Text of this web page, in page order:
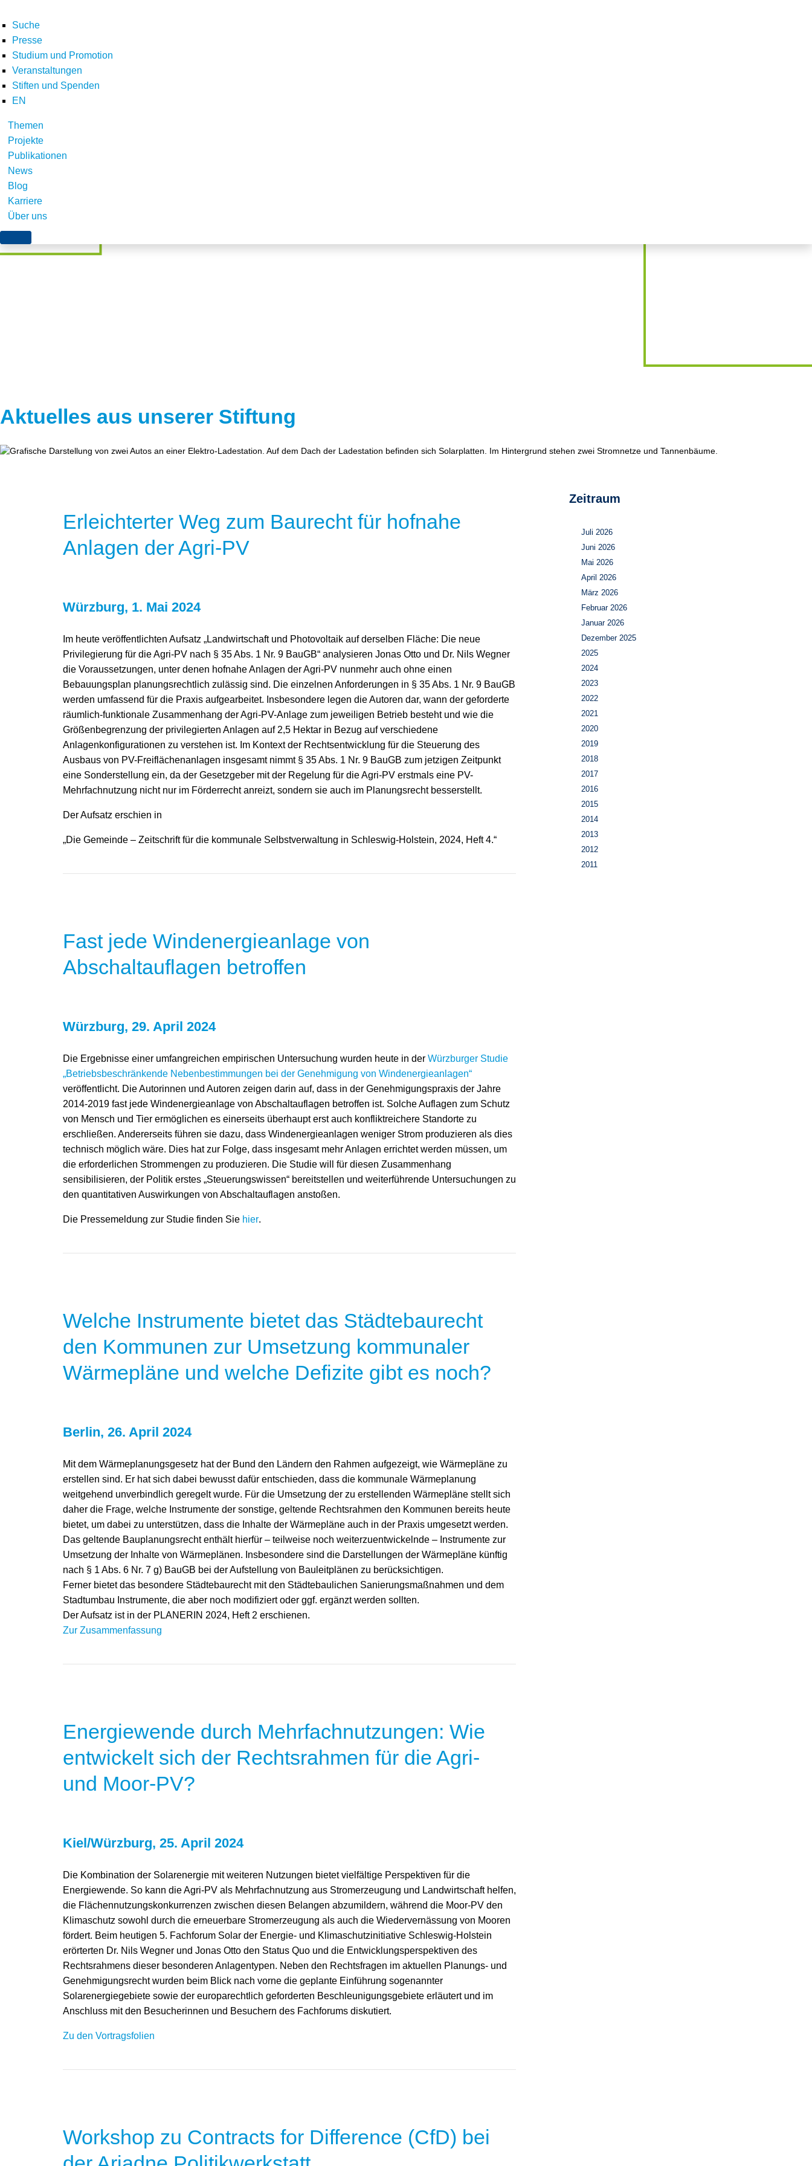
Suche
Presse
Studium und Promotion
Veranstaltungen
Stiften und Spenden
EN
Themen
Projekte
Publikationen
News
Blog
Karriere
Über uns
Home News
Teilen
Aktuelles aus unserer Stiftung
Erleichterter Weg zum Baurecht für hofnahe
Anlagen der Agri-PV
Würzburg, 1. Mai 2024
Im heute veröffentlichten Aufsatz „Landwirtschaft und Photovoltaik auf derselben Fläche: Die neue
Privilegierung für die Agri-PV nach § 35 Abs. 1 Nr. 9 BauGB“ analysieren Jonas Otto und Dr. Nils Wegner
die Voraussetzungen, unter denen hofnahe Anlagen der Agri-PV nunmehr auch ohne einen
Bebauungsplan planungsrechtlich zulässig sind. Die einzelnen Anforderungen in § 35 Abs. 1 Nr. 9 BauGB
werden umfassend für die Praxis aufgearbeitet. Insbesondere legen die Autoren dar, wann der geforderte
räumlich-funktionale Zusammenhang der Agri-PV-Anlage zum jeweiligen Betrieb besteht und wie die
Größenbegrenzung der privilegierten Anlagen auf 2,5 Hektar in Bezug auf verschiedene
Anlagenkonfigurationen zu verstehen ist. Im Kontext der Rechtsentwicklung für die Steuerung des
Ausbaus von PV-Freiflächenanlagen insgesamt nimmt § 35 Abs. 1 Nr. 9 BauGB zum jetzigen Zeitpunkt
eine Sonderstellung ein, da der Gesetzgeber mit der Regelung für die Agri-PV erstmals eine PV-
Mehrfachnutzung nicht nur im Förderrecht anreizt, sondern sie auch im Planungsrecht besserstellt.
Der Aufsatz erschien in
„Die Gemeinde – Zeitschrift für die kommunale Selbstverwaltung in Schleswig-Holstein, 2024, Heft 4.“
Fast jede Windenergieanlage von
Abschaltauflagen betroffen
Würzburg, 29. April 2024
Die Ergebnisse einer umfangreichen empirischen Untersuchung wurden heute in der Würzburger Studie
„Betriebsbeschränkende Nebenbestimmungen bei der Genehmigung von Windenergieanlagen“
veröffentlicht. Die Autorinnen und Autoren zeigen darin auf, dass in der Genehmigungspraxis der Jahre
2014-2019 fast jede Windenergieanlage von Abschaltauflagen betroffen ist. Solche Auflagen zum Schutz
von Mensch und Tier ermöglichen es einerseits überhaupt erst auch konfliktreichere Standorte zu
erschließen. Andererseits führen sie dazu, dass Windenergieanlagen weniger Strom produzieren als dies
technisch möglich wäre. Dies hat zur Folge, dass insgesamt mehr Anlagen errichtet werden müssen, um
die erforderlichen Strommengen zu produzieren. Die Studie will für diesen Zusammenhang
sensibilisieren, der Politik erstes „Steuerungswissen“ bereitstellen und weiterführende Untersuchungen zu
den quantitativen Auswirkungen von Abschaltauflagen anstoßen.
Die Pressemeldung zur Studie finden Sie hier.
Welche Instrumente bietet das Städtebaurecht
den Kommunen zur Umsetzung kommunaler
Wärmepläne und welche Defizite gibt es noch?
Berlin, 26. April 2024
Mit dem Wärmeplanungsgesetz hat der Bund den Ländern den Rahmen aufgezeigt, wie Wärmepläne zu
erstellen sind. Er hat sich dabei bewusst dafür entschieden, dass die kommunale Wärmeplanung
weitgehend unverbindlich geregelt wurde. Für die Umsetzung der zu erstellenden Wärmepläne stellt sich
daher die Frage, welche Instrumente der sonstige, geltende Rechtsrahmen den Kommunen bereits heute
bietet, um dabei zu unterstützen, dass die Inhalte der Wärmepläne auch in der Praxis umgesetzt werden.
Das geltende Bauplanungsrecht enthält hierfür – teilweise noch weiterzuentwickelnde – Instrumente zur
Umsetzung der Inhalte von Wärmeplänen. Insbesondere sind die Darstellungen der Wärmepläne künftig
nach § 1 Abs. 6 Nr. 7 g) BauGB bei der Aufstellung von Bauleitplänen zu berücksichtigen.
Ferner bietet das besondere Städtebaurecht mit den Städtebaulichen Sanierungsmaßnahmen und dem
Stadtumbau Instrumente, die aber noch modifiziert oder ggf. ergänzt werden sollten.
Der Aufsatz ist in der PLANERIN 2024, Heft 2 erschienen.
Zur Zusammenfassung
Energiewende durch Mehrfachnutzungen: Wie
entwickelt sich der Rechtsrahmen für die Agri-
und Moor-PV?
Kiel/Würzburg, 25. April 2024
Die Kombination der Solarenergie mit weiteren Nutzungen bietet vielfältige Perspektiven für die
Energiewende. So kann die Agri-PV als Mehrfachnutzung aus Stromerzeugung und Landwirtschaft helfen,
die Flächennutzungskonkurrenzen zwischen diesen Belangen abzumildern, während die Moor-PV den
Klimaschutz sowohl durch die erneuerbare Stromerzeugung als auch die Wiedervernässung von Mooren
fördert. Beim heutigen 5. Fachforum Solar der Energie- und Klimaschutzinitiative Schleswig-Holstein
erörterten Dr. Nils Wegner und Jonas Otto den Status Quo und die Entwicklungsperspektiven des
Rechtsrahmens dieser besonderen Anlagentypen. Neben den Rechtsfragen im aktuellen Planungs- und
Genehmigungsrecht wurden beim Blick nach vorne die geplante Einführung sogenannter
Solarenergiegebiete sowie der europarechtlich geforderten Beschleunigungsgebiete erläutert und im
Anschluss mit den Besucherinnen und Besuchern des Fachforums diskutiert.
Zu den Vortragsfolien
Workshop zu Contracts for Difference (CfD) bei
Zeitraum
Juli 2026
Juni 2026
Mai 2026
April 2026
März 2026
Februar 2026
Januar 2026
Dezember 2025
2025
2024
2023
2022
2021
2020
2019
2018
2017
2016
2015
2014
2013
2012
2011